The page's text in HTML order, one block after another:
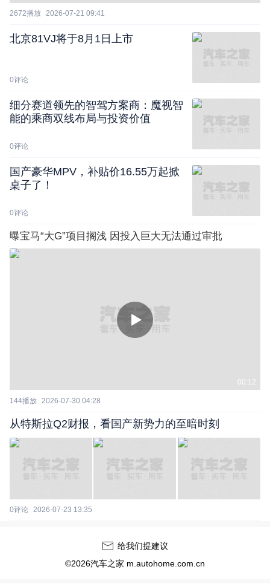
2672播放 2026-07-21 09:41
北京81VJ将于8月1日上市
0评论
细分赛道领先的智驾方案商：魔视智
能的乘商双线布局与投资价值
0评论
国产豪华MPV，补贴价16.55万起掀
桌子了！
0评论
曝宝马“大G”项目搁浅 因投入巨大无法通过审批
00:12
144播放 2026-07-30 04:28
从特斯拉Q2财报，看国产新势力的至暗时刻
0评论 2026-07-23 13:35
给我们提建议
©2026汽车之家 m.autohome.com.cn